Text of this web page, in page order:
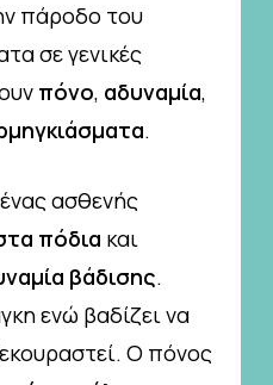
πάροδο του
σε γενικές
πόνο, αδυναμία,
.
ασθενής
πόδια και
βάδισης.
ενώ βαδίζει να
Ο πόνος